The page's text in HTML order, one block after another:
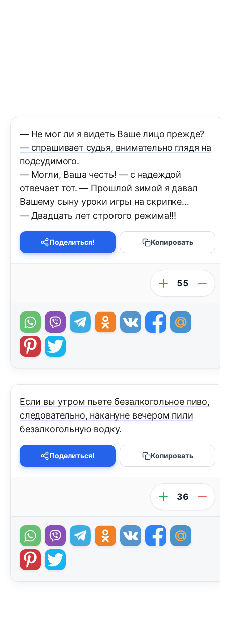
— Не мог ли я видеть Ваше лицо прежде?
— спрашивает судья, внимательно глядя на
подсудимого.
— Могли, Ваша честь! — с надеждой
отвечает тот. — Прошлой зимой я давал
Вашему сыну уроки игры на скрипке…
— Двадцать лет строгого режима!!!
Поделиться! Копировать
55
Если вы утром пьете безалкогольное пиво,
следовательно, накануне вечером пили
безалкогольную водку.
Поделиться! Копировать
36